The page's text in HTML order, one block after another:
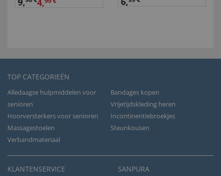
TOP CATEGORIEËN
Alledaagse hulpmiddelen voor
senioren
Bandages kopen
Vrijetijdskleding heren
Hoorversterkers voor senioren
Incontinentiebroekjes
Massagestoelen
Steunkousen
Verbandmateriaal
KLANTENSERVICE SANPURA